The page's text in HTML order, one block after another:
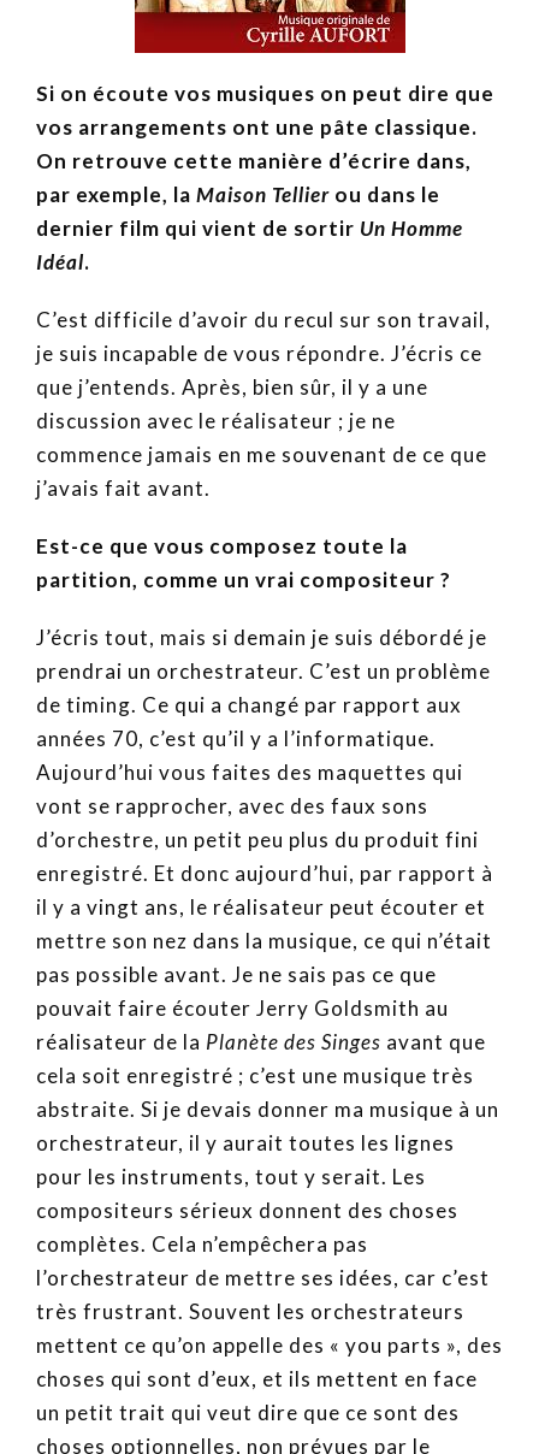
Si on écoute vos musiques on peut dire que
vos arrangements ont une pâte classique.
On retrouve cette manière d’écrire dans,
par exemple, la Maison Tellier ou dans le
dernier film qui vient de sortir Un Homme
Idéal.
C’est difficile d’avoir du recul sur son travail,
je suis incapable de vous répondre. J’écris ce
que j’entends. Après, bien sûr, il y a une
discussion avec le réalisateur ; je ne
commence jamais en me souvenant de ce que
j’avais fait avant.
Est-ce que vous composez toute la
partition, comme un vrai compositeur ?
J’écris tout, mais si demain je suis débordé je
prendrai un orchestrateur. C’est un problème
de timing. Ce qui a changé par rapport aux
années 70, c’est qu’il y a l’informatique.
Aujourd’hui vous faites des maquettes qui
vont se rapprocher, avec des faux sons
d’orchestre, un petit peu plus du produit fini
enregistré. Et donc aujourd’hui, par rapport à
il y a vingt ans, le réalisateur peut écouter et
mettre son nez dans la musique, ce qui n’était
pas possible avant. Je ne sais pas ce que
pouvait faire écouter Jerry Goldsmith au
réalisateur de la Planète des Singes avant que
cela soit enregistré ; c’est une musique très
abstraite. Si je devais donner ma musique à un
orchestrateur, il y aurait toutes les lignes
pour les instruments, tout y serait. Les
compositeurs sérieux donnent des choses
complètes. Cela n’empêchera pas
l’orchestrateur de mettre ses idées, car c’est
très frustrant. Souvent les orchestrateurs
mettent ce qu’on appelle des « you parts », des
choses qui sont d’eux, et ils mettent en face
un petit trait qui veut dire que ce sont des
choses optionnelles, non prévues par le